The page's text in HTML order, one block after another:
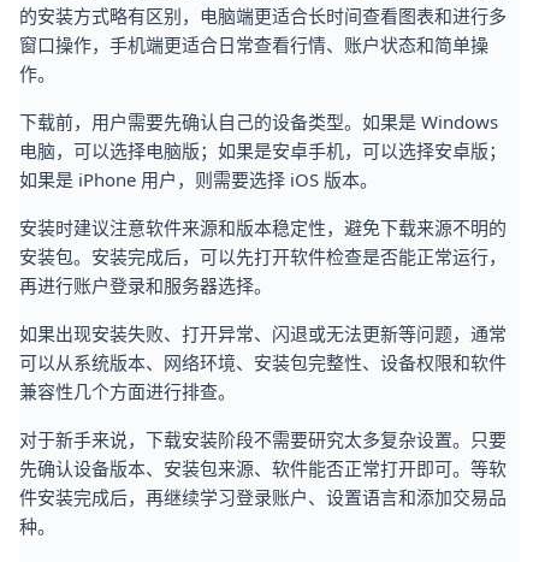
的安装方式略有区别，电脑端更适合长时间查看图表和进行多
窗口操作，手机端更适合日常查看行情、账户状态和简单操
作。
下载前，用户需要先确认自己的设备类型。如果是 Windows
电脑，可以选择电脑版；如果是安卓手机，可以选择安卓版；
如果是 iPhone 用户，则需要选择 iOS 版本。
安装时建议注意软件来源和版本稳定性，避免下载来源不明的
安装包。安装完成后，可以先打开软件检查是否能正常运行，
再进行账户登录和服务器选择。
如果出现安装失败、打开异常、闪退或无法更新等问题，通常
可以从系统版本、网络环境、安装包完整性、设备权限和软件
兼容性几个方面进行排查。
对于新手来说，下载安装阶段不需要研究太多复杂设置。只要
先确认设备版本、安装包来源、软件能否正常打开即可。等软
件安装完成后，再继续学习登录账户、设置语言和添加交易品
种。